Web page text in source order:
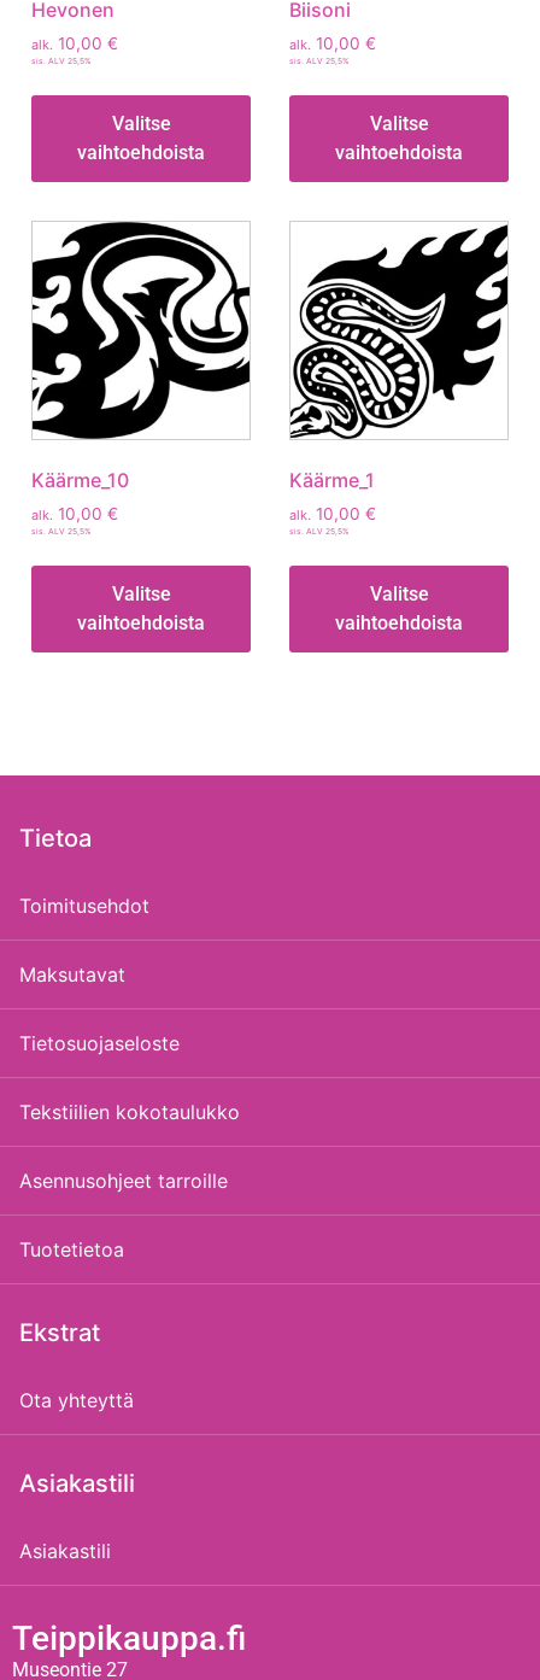
Hevonen
alk. 10,00 €
sis. ALV 25,5%
Valitse
vaihtoehdoista
Biisoni
alk. 10,00 €
sis. ALV 25,5%
Valitse
vaihtoehdoista
Käärme_10
alk. 10,00 €
sis. ALV 25,5%
Valitse
vaihtoehdoista
Käärme_1
alk. 10,00 €
sis. ALV 25,5%
Valitse
vaihtoehdoista
Tietoa
Toimitusehdot
Maksutavat
Tietosuojaseloste
Tekstiilien kokotaulukko
Asennusohjeet tarroille
Tuotetietoa
Ekstrat
Ota yhteyttä
Asiakastili
Asiakastili
Teippikauppa.fi
Museontie 27